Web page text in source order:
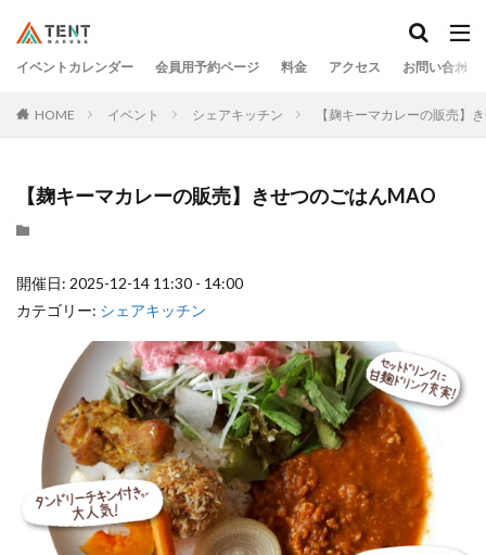
イベントカレンダー 会員用予約ページ 料金 アクセス お問い合わせ
HOME イベント シェアキッチン 【麹キーマカレーの販売】
【麹キーマカレーの販売】きせつのごはんMAO
開催日: 2025-12-14 11:30 - 14:00
カテゴリー: シェアキッチン